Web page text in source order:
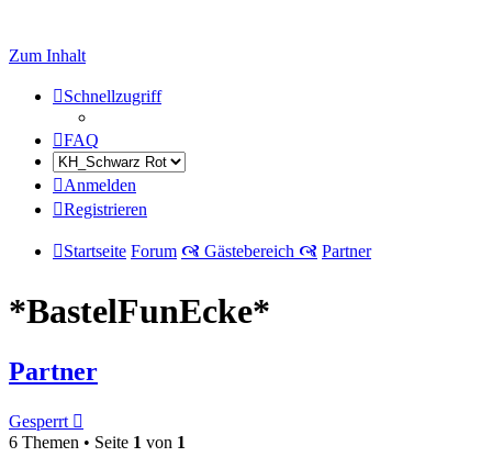
Zum Inhalt
Schnellzugriff
FAQ
Anmelden
Registrieren
Startseite Forum 🙧 Gästebereich 🙧 Partner
*BastelFunEcke*
Partner
Gesperrt
6 Themen • Seite 1 von 1